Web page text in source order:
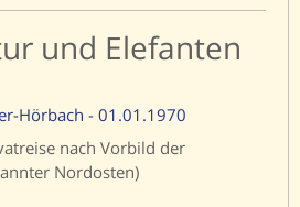
und Elefanten
Hörbach - 01.01.1970
nach Vorbild der
Nordosten)